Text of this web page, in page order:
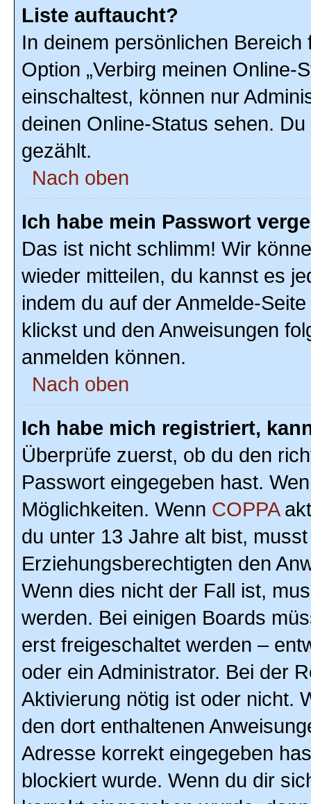
Liste auftaucht?
In deinem persönlichen
Option „Verbirg meinen Online-
einschaltest, können nur
deinen Online-Status sehen.
gezählt.
Nach oben
Ich habe mein Passwort
Das ist nicht schlimm! Wir
wieder mitteilen, du kannst es
indem du auf der Anmelde-
klickst und den Anweisungen
anmelden können.
Nach oben
Ich habe mich registriert,
Überprüfe zuerst, ob du den
Passwort eingegeben hast.
Möglichkeiten. Wenn COPPA
du unter 13 Jahre alt bist,
Erziehungsberechtigten den
Wenn dies nicht der Fall ist,
werden. Bei einigen Boards
erst freigeschaltet werden –
oder ein Administrator. Bei der
Aktivierung nötig ist oder nicht.
den dort enthaltenen
Adresse korrekt eingegeben
blockiert wurde. Wenn du dir